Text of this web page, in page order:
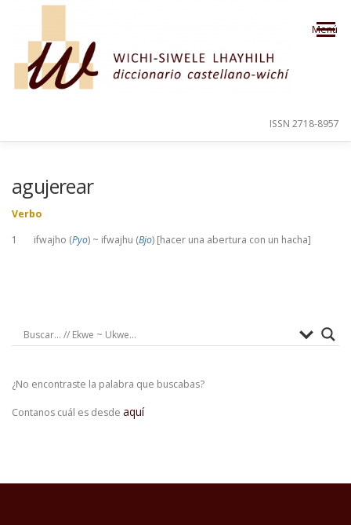
Saltar al contenido
Menú
ISSN 2718-8957
agujerear
Verbo
1 ifwajho (Pyo) ~ ifwajhu (Bjo) [hacer una abertura con un hacha]
¿No encontraste la palabra que buscabas?
Contanos cuál es desde aquí